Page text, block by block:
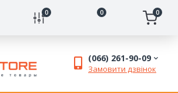
0 0 0
(066) 261-90-09
Замовити дзвінок